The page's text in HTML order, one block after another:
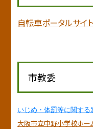
自転車ポータルサイト
市教委
いじめ・体罰等に関する
大阪市立中野小学校ホー